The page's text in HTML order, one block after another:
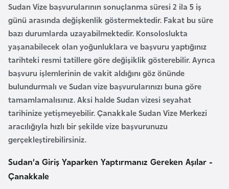
Sudan Vize başvurularınınsonuçlanma süresi 2 ila 5 iş
günü arasında değişkenlik göstermektedir. Fakat bu süre
bazı durumlarda uzayabilmektedir. Konsoloslukta
yaşanabilecek olan yoğunluklara ve başvuru yaptığınız
tarihteki resmi tatillere göre değişiklik gösterebilir. Ayrıca
başvuru işlemlerinin de vakit aldığını göz önünde
bulundurmalı veSudan vize başvurularınızı buna göre
tamamlamalısınız. Aksi haldeSudan vizesi seyahat
tarihinize yetişmeyebilir.Çanakkale Sudan Vize Merkezi
aracılığıyla hızlı bir şekilde vize başvurunuzu
gerçekleştirebilirsiniz.
Sudan’a Giriş Yaparken Yaptırmanız Gereken Aşılar -
Çanakkale
n
i
m
a
r
k
a
D
e
m
o
k